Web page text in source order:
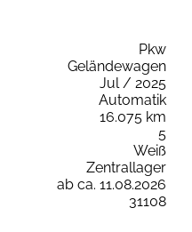
Pkw
Geländewagen
Jul / 2025
Automatik
16.075 km
5
Weiß
Zentrallager
ab ca. 11.08.2026
31108